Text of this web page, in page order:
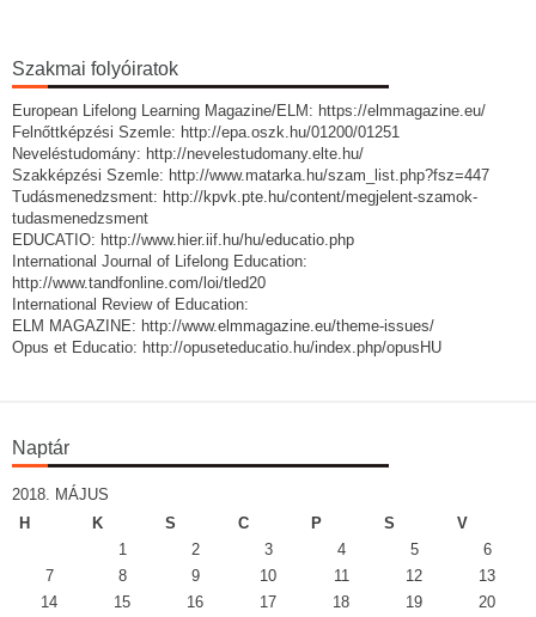
Szakmai folyóiratok
European Lifelong Learning Magazine/ELM: https://elmmagazine.eu/
Felnőttképzési Szemle: http://epa.oszk.hu/01200/01251
Neveléstudomány: http://nevelestudomany.elte.hu/
Szakképzési Szemle: http://www.matarka.hu/szam_list.php?fsz=447
Tudásmenedzsment: http://kpvk.pte.hu/content/megjelent-szamok-
tudasmenedzsment
EDUCATIO: http://www.hier.iif.hu/hu/educatio.php
International Journal of Lifelong Education:
http://www.tandfonline.com/loi/tled20
International Review of Education:
ELM MAGAZINE: http://www.elmmagazine.eu/theme-issues/
Opus et Educatio: http://opuseteducatio.hu/index.php/opusHU
Naptár
2018. MÁJUS
H
K S C P S
V
1
2 3 4 5
6
7
8 9 10 11 12
13
14
15 16 17 18 19
20